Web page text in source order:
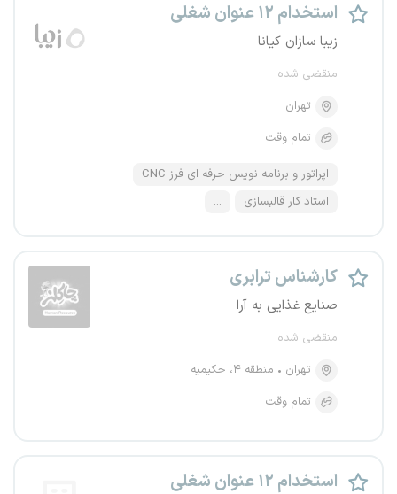
استخدام ۱۲ عنوان شغلی
زیبا سازان کیانا
منقضی شده
تهران
تمام وقت
اپراتور و برنامه نویس حرفه ای فرز CNC
استاد کار قالبسازی
...
کارشناس ترابری
صنایع غذایی به آرا
منقضی شده
تهران
منطقه ۴، حکیمیه
تمام وقت
استخدام ۱۲ عنوان شغلی